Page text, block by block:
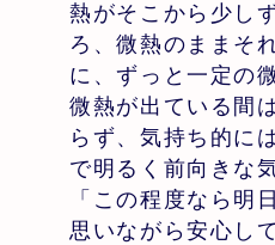
熱がそこから少し
ろ、微熱のままそ
に、ずっと一定の
微熱が出ている間
らず、気持ち的に
で明るく前向きな
「この程度なら明
思いながら安心し